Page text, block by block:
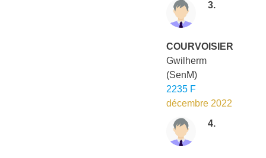
3.
COURVOISIER
Gwilherm
(SenM)
2235 F
décembre 2022
4.